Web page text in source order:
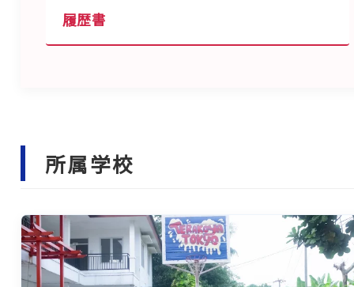
履歴書
所属学校